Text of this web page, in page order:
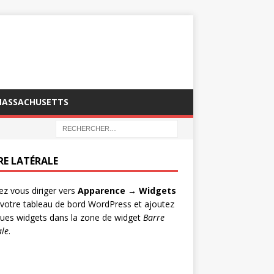
LATÉRALE
vous diriger vers Apparence → Widgets
tableau de bord WordPress et ajoutez
widgets dans la zone de widget Barre
.